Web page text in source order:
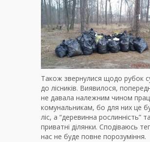
Також звернулися щодо рубок
до лісників. Виявилося,
не давала належним чином
комунальникам, бо для них це
ліс, а “деревинна рослинність” та
приватні ділянки. Сподіваюсь
нас не буде повне порозуміння.